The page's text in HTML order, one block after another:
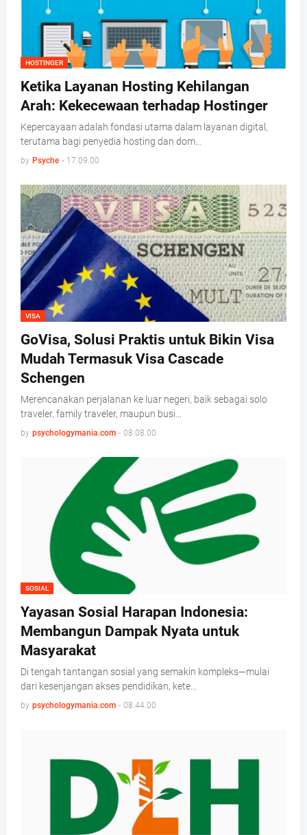
HOSTINGER
Ketika Layanan Hosting Kehilangan
Arah: Kekecewaan terhadap Hostinger
Kepercayaan adalah fondasi utama dalam layanan digital,
terutama bagi penyedia hosting dan dom…
by Psyche - 17.09.00
VISA
GoVisa, Solusi Praktis untuk Bikin Visa
Mudah Termasuk Visa Cascade
Schengen
Merencanakan perjalanan ke luar negeri, baik sebagai solo
traveler, family traveler, maupun busi…
by psychologymania.com - 08.08.00
SOSIAL
Yayasan Sosial Harapan Indonesia:
Membangun Dampak Nyata untuk
Masyarakat
Di tengah tantangan sosial yang semakin kompleks—mulai
dari kesenjangan akses pendidikan, kete…
by psychologymania.com - 08.44.00